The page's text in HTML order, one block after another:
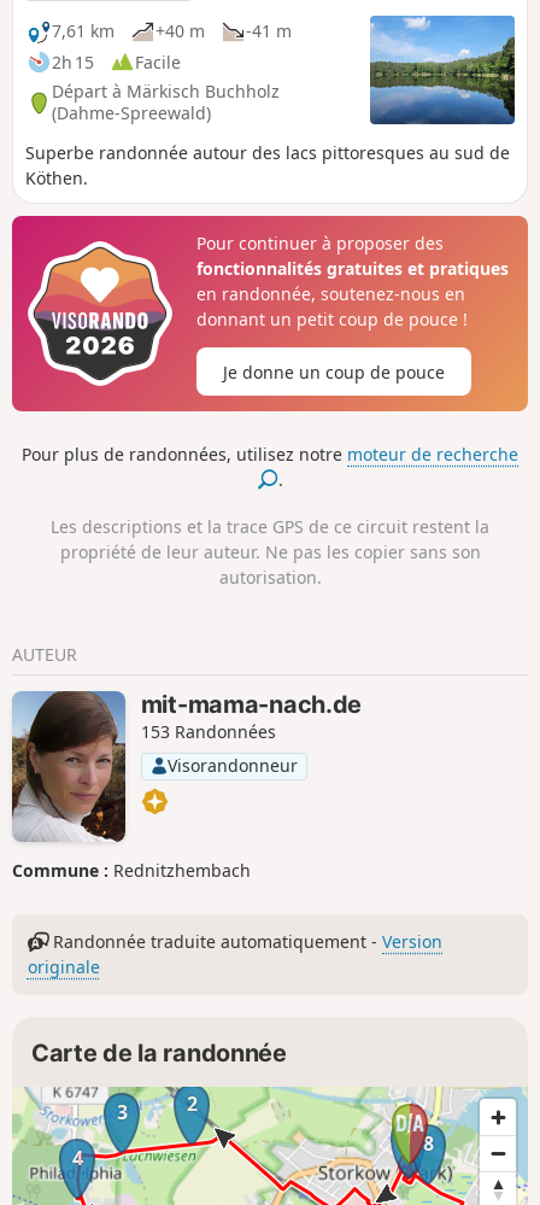
7,61 km
+40 m
-41 m
2h 15
Facile
Départ à Märkisch Buchholz
(Dahme-Spreewald)
Superbe randonnée autour des lacs pittoresques au sud de
Köthen.
Pour continuer à proposer des
fonctionnalités gratuites et pratiques
en randonnée, soutenez-nous en
donnant un petit coup de pouce !
Je donne un coup de pouce
Pour plus de randonnées, utilisez notre moteur de recherche
.
Les descriptions et la trace GPS de ce circuit restent la
propriété de leur auteur. Ne pas les copier sans son
autorisation.
AUTEUR
mit-mama-nach.de
153 Randonnées
Visorandonneur
Commune : Rednitzhembach
Randonnée traduite automatiquement -Version
originale
Carte de la randonnée
1
2
3
4
8